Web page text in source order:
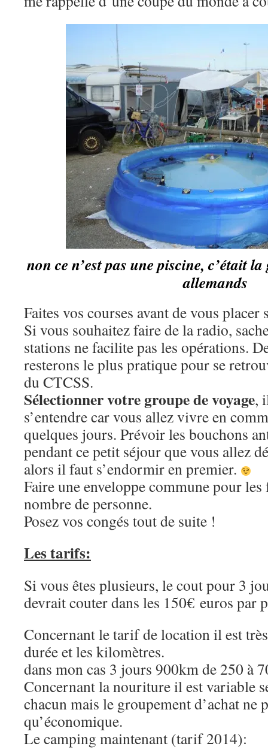
non ce n’est pas une piscine, c’était
allemands
Faites vos courses avant de vous
Si vous souhaitez faire de la radio,
stations ne facilite pas les opérations.
resterons le plus pratique pour se
du CTCSS.
Sélectionner votre groupe de voyage,
s’entendre car vous allez vivre en
quelques jours. Prévoir les bouchons
pendant ce petit séjour que vous allez
alors il faut s’endormir en premier.
Faire une enveloppe commune pour
nombre de personne.
Posez vos congés tout de suite !
Les tarifs:
Si vous êtes plusieurs, le cout pour 3
devrait couter dans les 150€ euros par
Concernant le tarif de location il est
durée et les kilomètres.
dans mon cas 3 jours 900km de 250 à
Concernant la nouriture il est variable
chacun mais le groupement d’achat ne
qu’économique.
Le camping maintenant (tarif 2014):